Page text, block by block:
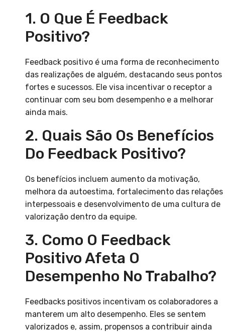
1. O Que É Feedback
Positivo?
Feedback positivo é uma forma de reconhecimento
das realizações de alguém, destacando seus pontos
fortes e sucessos. Ele visa incentivar o receptor a
continuar com seu bom desempenho e a melhorar
ainda mais.
2. Quais São Os Benefícios
Do Feedback Positivo?
Os benefícios incluem aumento da motivação,
melhora da autoestima, fortalecimento das relações
interpessoais e desenvolvimento de uma cultura de
valorização dentro da equipe.
3. Como O Feedback
Positivo Afeta O
Desempenho No Trabalho?
Feedbacks positivos incentivam os colaboradores a
manterem um alto desempenho. Eles se sentem
valorizados e, assim, propensos a contribuir ainda